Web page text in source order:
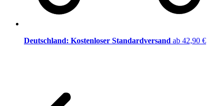
Deutschland: Kostenloser Standardversand ab 42,90 €